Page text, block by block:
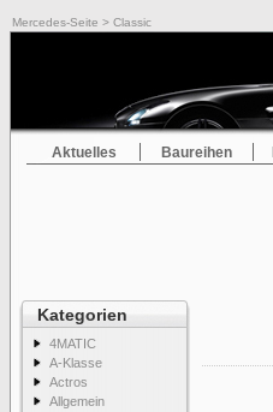
Mercedes-Seite > Classic
Aktuelles Baureihen
Kategorien
4MATIC
A-Klasse
Actros
Allgemein